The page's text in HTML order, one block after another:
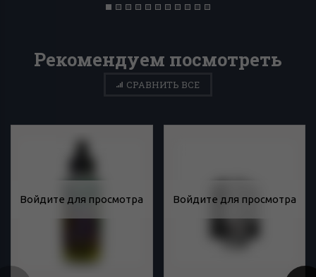
Рекомендуем посмотреть
СРАВНИТЬ ВСЕ
Войдите для просмотра Войдите для просмотра